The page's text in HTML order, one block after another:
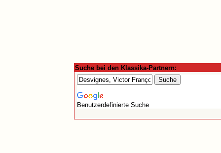
Suche bei den Klassika-Partnern:
Benutzerdefinierte Suche